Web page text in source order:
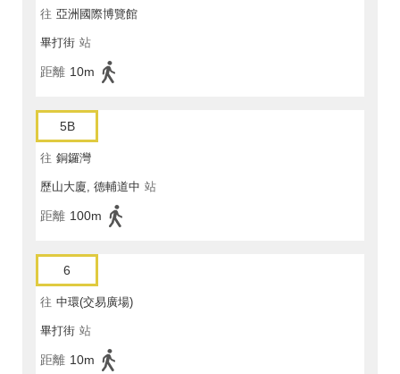
往 亞洲國際博覽館
畢打街 站
距離 10m
5B
往 銅鑼灣
歷山大廈, 德輔道中 站
距離 100m
6
往 中環(交易廣場)
畢打街 站
距離 10m